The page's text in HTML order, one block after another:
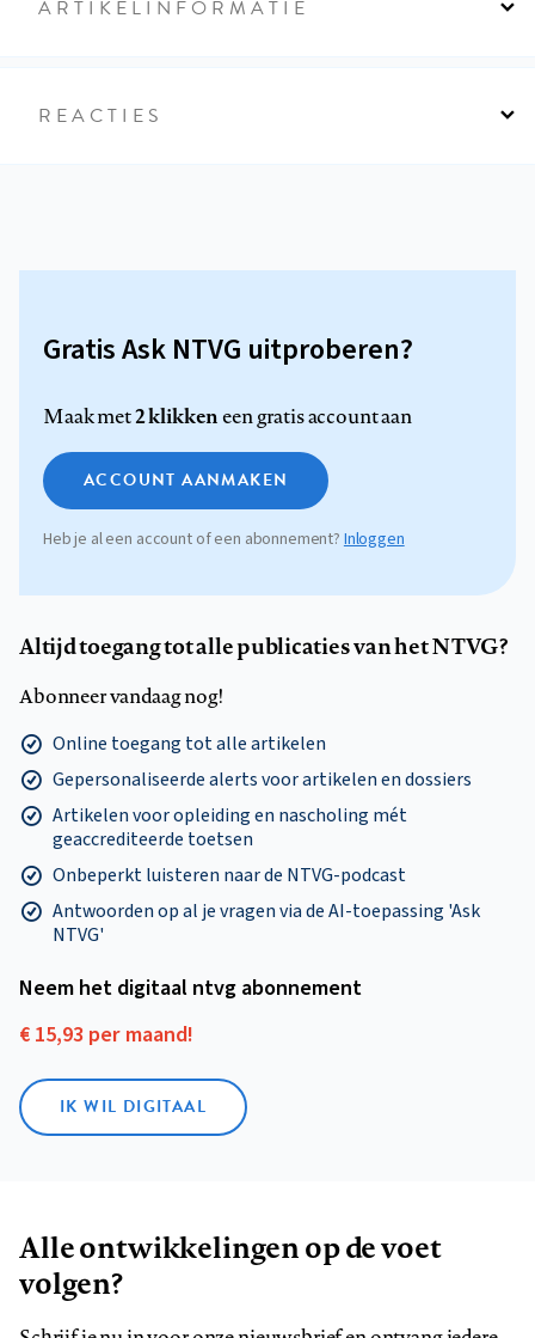
ARTIKELINFORMATIE
REACTIES
Gratis Ask NTVG uitproberen?
Maak met2 klikkeneen gratis account aan
ACCOUNT AANMAKEN
Heb je al een account of een abonnement?Inloggen
Altijd toegang tot alle publicaties van het NTVG?
Abonneer vandaag nog!
Online toegang tot alle artikelen
Gepersonaliseerde alerts voor artikelen en dossiers
Artikelen voor opleiding en nascholing mét
geaccrediteerde toetsen
Onbeperkt luisteren naar de NTVG-podcast
Antwoorden op al je vragen via de AI-toepassing 'Ask
NTVG'
Neem het digitaal ntvg abonnement
€ 15,93 per maand!
IK WIL DIGITAAL
Alle ontwikkelingen op de voet
volgen?